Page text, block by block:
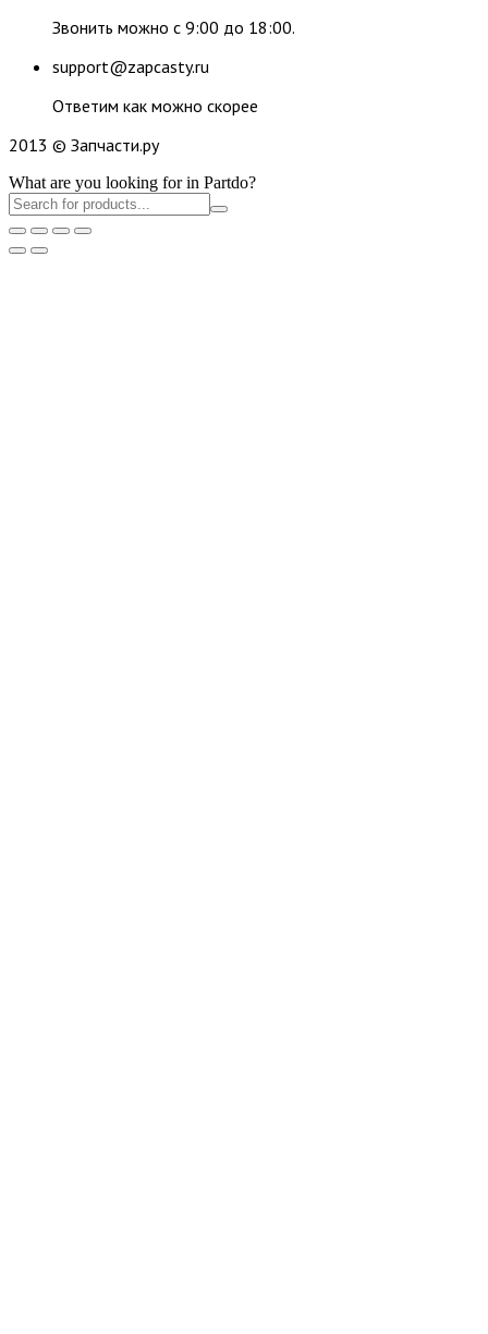
Звонить можно с 9:00 до 18:00.
support@zapcasty.ru
Ответим как можно скорее
2013 © Запчасти.ру
What are you looking for in Partdo?